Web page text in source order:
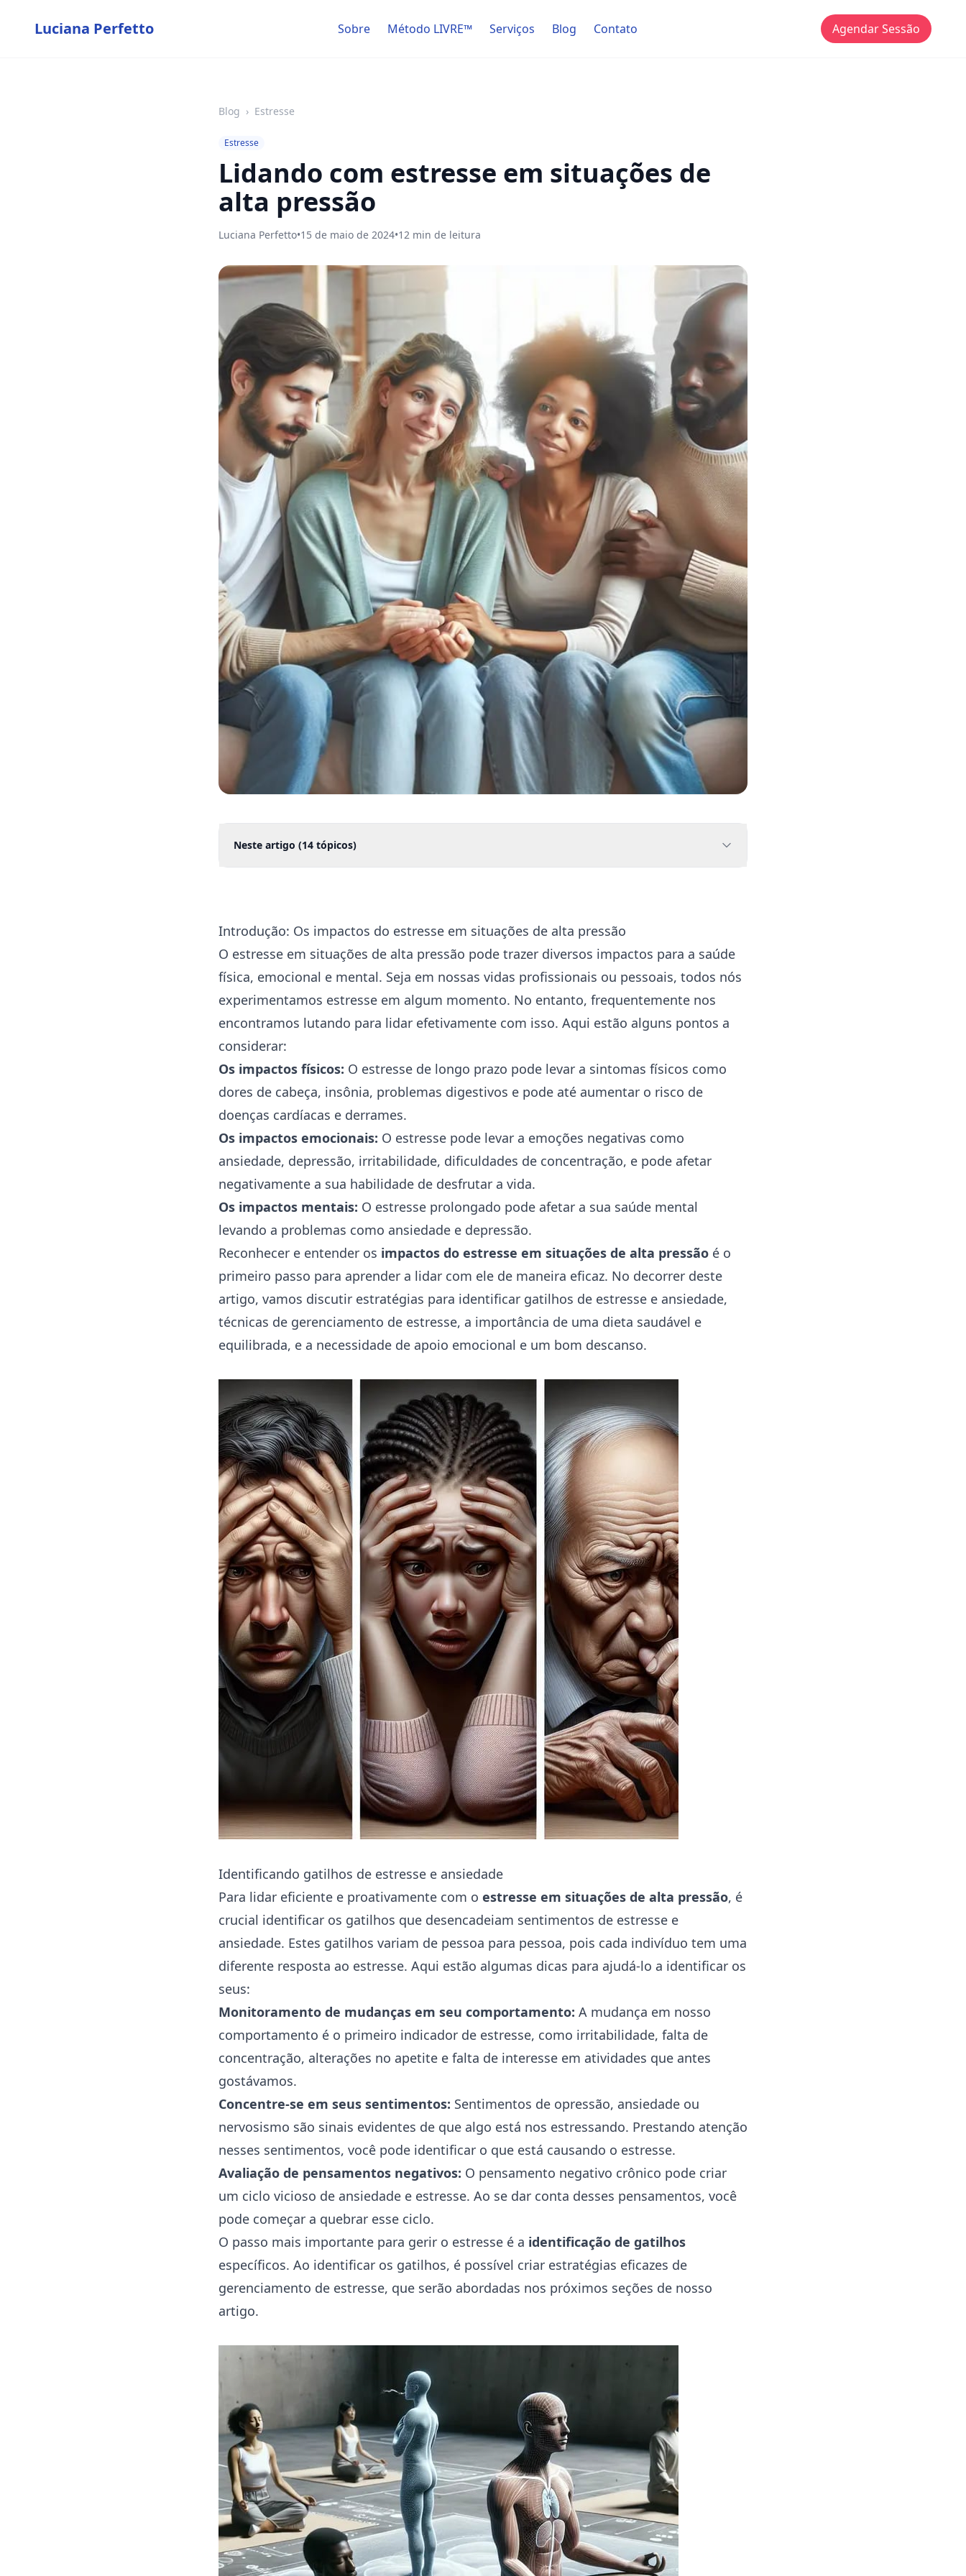
Luciana Perfetto Sobre Método LIVRE™ Serviços Blog Contato Agendar Sessão
Blog › Estresse
Estresse
Lidando com estresse em situações de
alta pressão
Luciana Perfetto•15 de maio de 2024•12 min de leitura
Neste artigo (14 tópicos)
Introdução: Os impactos do estresse em situações de alta pressão
O estresse em situações de alta pressão pode trazer diversos impactos para a saúde
física, emocional e mental. Seja em nossas vidas profissionais ou pessoais, todos nós
experimentamos estresse em algum momento. No entanto, frequentemente nos
encontramos lutando para lidar efetivamente com isso. Aqui estão alguns pontos a
considerar:
Os impactos físicos: O estresse de longo prazo pode levar a sintomas físicos como
dores de cabeça, insônia, problemas digestivos e pode até aumentar o risco de
doenças cardíacas e derrames.
Os impactos emocionais: O estresse pode levar a emoções negativas como
ansiedade, depressão, irritabilidade, dificuldades de concentração, e pode afetar
negativamente a sua habilidade de desfrutar a vida.
Os impactos mentais: O estresse prolongado pode afetar a sua saúde mental
levando a problemas como ansiedade e depressão.
Reconhecer e entender os impactos do estresse em situações de alta pressão é o
primeiro passo para aprender a lidar com ele de maneira eficaz. No decorrer deste
artigo, vamos discutir estratégias para identificar gatilhos de estresse e ansiedade,
técnicas de gerenciamento de estresse, a importância de uma dieta saudável e
equilibrada, e a necessidade de apoio emocional e um bom descanso.
Identificando gatilhos de estresse e ansiedade
Para lidar eficiente e proativamente com o estresse em situações de alta pressão, é
crucial identificar os gatilhos que desencadeiam sentimentos de estresse e
ansiedade. Estes gatilhos variam de pessoa para pessoa, pois cada indivíduo tem uma
diferente resposta ao estresse. Aqui estão algumas dicas para ajudá-lo a identificar os
seus:
Monitoramento de mudanças em seu comportamento: A mudança em nosso
comportamento é o primeiro indicador de estresse, como irritabilidade, falta de
concentração, alterações no apetite e falta de interesse em atividades que antes
gostávamos.
Concentre-se em seus sentimentos: Sentimentos de opressão, ansiedade ou
nervosismo são sinais evidentes de que algo está nos estressando. Prestando atenção
nesses sentimentos, você pode identificar o que está causando o estresse.
Avaliação de pensamentos negativos: O pensamento negativo crônico pode criar
um ciclo vicioso de ansiedade e estresse. Ao se dar conta desses pensamentos, você
pode começar a quebrar esse ciclo.
O passo mais importante para gerir o estresse é a identificação de gatilhos
específicos. Ao identificar os gatilhos, é possível criar estratégias eficazes de
gerenciamento de estresse, que serão abordadas nos próximos seções de nosso
artigo.